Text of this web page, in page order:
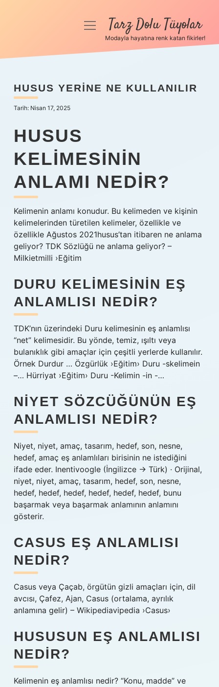
Anasayfa
Yasal Uyarı
menüyüTarz Dolu Tüyolar
Modayla hayatına renk katan fikirler!
HUSUS YERINE NE KULLANILIR
Tarih: Nisan 17, 2025
HUSUS
KELIMESININ
ANLAMI NEDIR?
Kelimenin anlamı konudur. Bu kelimeden ve kişinin
kelimelerinden türetilen kelimeler, özellikle ve
özellikle Ağustos 2021husus’tan itibaren ne anlama
geliyor? TDK Sözlüğü ne anlama geliyor? –
Milkietmilli ›Eğitim
DURU KELIMESININ EŞ
ANLAMLISI NEDIR?
TDK’nın üzerindeki Duru kelimesinin eş anlamlısı
“net” kelimesidir. Bu yönde, temiz, ışıltı veya
bulanıklık gibi amaçlar için çeşitli yerlerde kullanılır.
Örnek Durdur … Özgürlük ›Eğitim› Duru -skelimein
–… Hürriyat ›Eğitim› Duru -Kelimin -in -…
NIYET SÖZCÜĞÜNÜN EŞ
ANLAMLISI NEDIR?
Niyet, niyet, amaç, tasarım, hedef, son, nesne,
hedef, amaç eş anlamlıları birisinin ne istediğini
ifade eder. Inentivoogle (İngilizce → Türk) · Orijinal,
niyet, niyet, amaç, tasarım, hedef, son, nesne,
hedef, hedef, hedef, hedef, hedef, hedef, bunu
başarmak veya başarmak anlamının anlamını
gösterir.
CASUS EŞ ANLAMLISI
NEDIR?
Casus veya Çaçab, örgütün gizli amaçları için, dil
avcısı, Çafez, Ajan, Casus (ortalama, ayrılık
anlamına gelir) – Wikipediavipedia ›Casus›
HUSUSUN EŞ ANLAMLISI
NEDIR?
Kelimenin eş anlamlısı nedir? “Konu, madde” ve